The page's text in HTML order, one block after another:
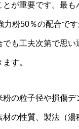
とが重要です。最も
力粉50％の配合で
でも工夫次第で思い
す。
の粒子径や損傷デ
材の性質、製法（湯